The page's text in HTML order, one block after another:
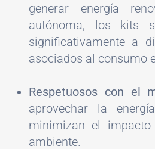
generar energía
autónoma, los kits
significativamente a
asociados al consumo
Respetuosos con el
aprovechar la
minimizan el
ambiente.